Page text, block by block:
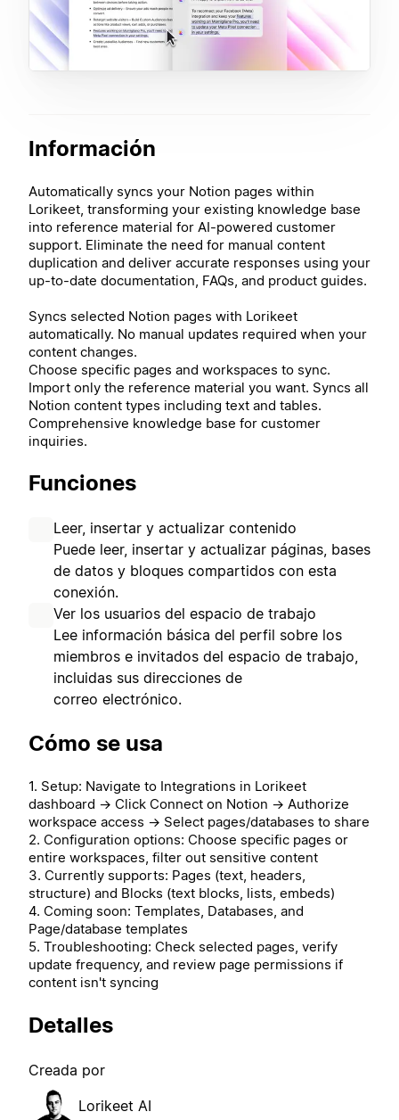
Información
Automatically syncs your Notion pages within
Lorikeet, transforming your existing knowledge base
into reference material for AI-powered customer
support. Eliminate the need for manual content
duplication and deliver accurate responses using your
up-to-date documentation, FAQs, and product guides.
Syncs selected Notion pages with Lorikeet
automatically. No manual updates required when your
content changes.
Choose specific pages and workspaces to sync.
Import only the reference material you want. Syncs all
Notion content types including text and tables.
Comprehensive knowledge base for customer
inquiries.
Funciones
Leer, insertar y actualizar contenido
Puede leer, insertar y actualizar páginas, bases
de datos y bloques compartidos con esta
conexión.
Ver los usuarios del espacio de trabajo
Lee información básica del perfil sobre los
miembros e invitados del espacio de trabajo,
incluidas sus direcciones de
correo electrónico.
Cómo se usa
1. Setup: Navigate to Integrations in Lorikeet
dashboard → Click Connect on Notion → Authorize
workspace access → Select pages/databases to share
2. Configuration options: Choose specific pages or
entire workspaces, filter out sensitive content
3. Currently supports: Pages (text, headers,
structure) and Blocks (text blocks, lists, embeds)
4. Coming soon: Templates, Databases, and
Page/database templates
5. Troubleshooting: Check selected pages, verify
update frequency, and review page permissions if
content isn't syncing
Detalles
Creada por
Lorikeet AI